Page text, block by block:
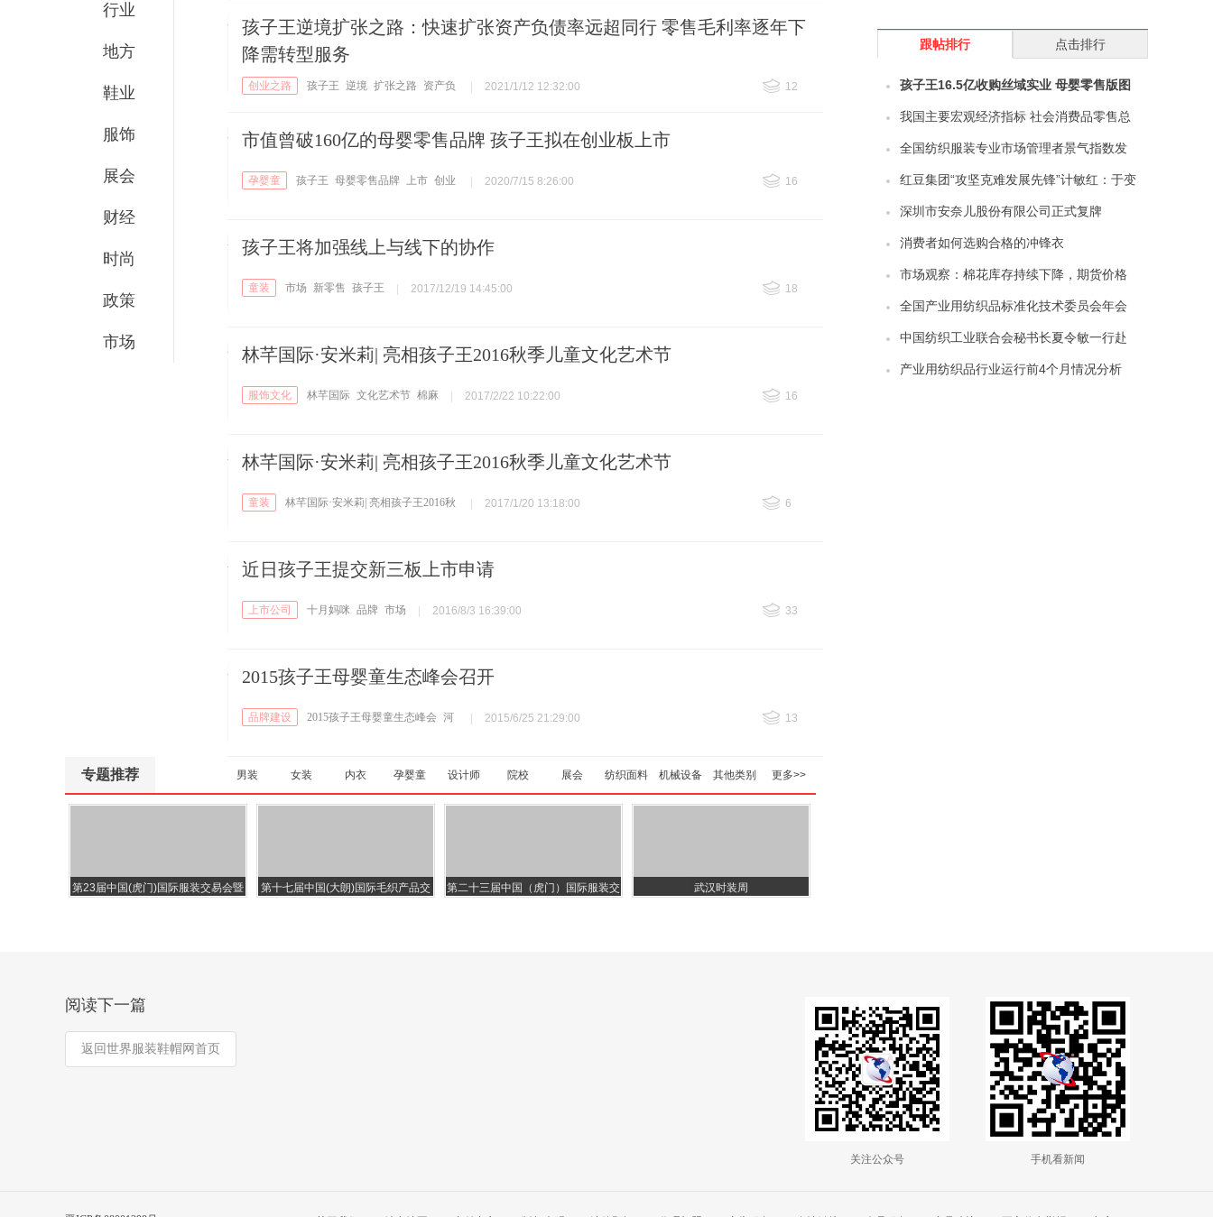
行业
地方
鞋业
服饰
展会
财经
时尚
政策
市场
孩子王逆境扩张之路：快速扩张资产负债率远超同行 零售毛利率逐年下
降需转型服务
创业之路 孩子王 逆境 扩张之路
资产负
2021/1/12 12:32:00 12
市值曾破160亿的母婴零售品牌 孩子王拟在创业板上市
孕婴童 孩子王 母婴零售品牌 上市 创业
2020/7/15 8:26:00 16
孩子王将加强线上与线下的协作
童装 市场 新零售 孩子王​ 2017/12/19 14:45:00 18
林芊国际·安米莉| 亮相孩子王2016秋季儿童文化艺术节
服饰文化 林芊国际 文化艺术节 棉麻 2017/2/22 10:22:00 16
林芊国际·安米莉| 亮相孩子王2016秋季儿童文化艺术节
童装
林芊国际·安米莉| 亮相孩子王2016秋
2017/1/20 13:18:00 6
近日孩子王提交新三板上市申请
上市公司 十月妈咪 品牌 市场 2016/8/3 16:39:00 33
2015孩子王母婴童生态峰会召开
品牌建设 2015孩子王母婴童生态峰会 河
2015/6/25 21:29:00 13
专题推荐 男装 女装 内衣 孕婴童 设计师 院校 展会 纺织面料 机械设备 其他类别 更多>>
第23届中国(虎门)国际服装交易会暨
第十七届中国(大朗)国际毛织产品交
第二十三届中国（虎门）国际服装交
武汉时装周
跟帖排行 点击排行
孩子王16.5亿收购丝域实业 母婴零售版图
再扩容
我国主要宏观经济指标 社会消费品零售总
额数据分析
全国纺织服装专业市场管理者景气指数发
布
红豆集团“攻坚克难发展先锋”计敏红：于变
局中开拓外贸新路径，以实干绘制发展新
图景
深圳市安奈儿股份有限公司正式复牌
消费者如何选购合格的冲锋衣
市场观察：棉花库存持续下降，期货价格
触及新高点
全国产业用纺织品标准化技术委员会年会
暨标准审定会在杭州顺利召开
中国纺织工业联合会秘书长夏令敏一行赴
河南省郑州市开展市场调研
产业用纺织品行业运行前4个月情况分析
阅读下一篇
返回世界服装鞋帽网首页
关注公众号 手机看新闻